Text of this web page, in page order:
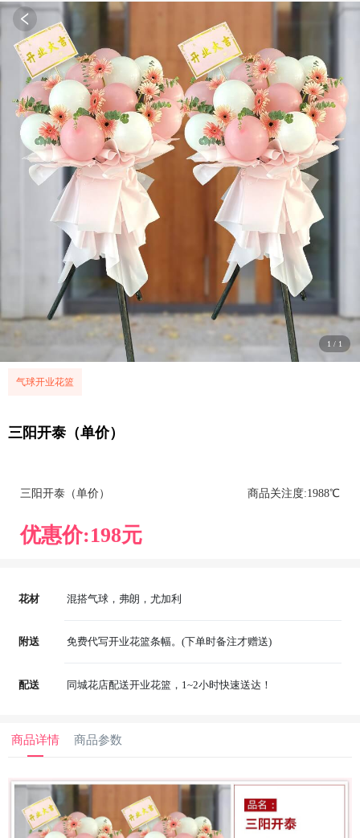
1 / 1
气球开业花篮
三阳开泰（单价）
三阳开泰（单价） 商品关注度:1988℃
优惠价:198元
花材 混搭气球，弗朗，尤加利
附送 免费代写开业花篮条幅。(下单时备注才赠送)
配送 同城花店配送开业花篮，1~2小时快速送达！
商品详情 商品参数